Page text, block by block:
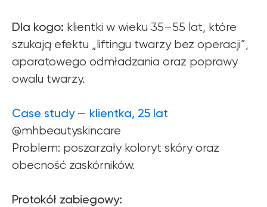
Dla kogo: klientki w wieku 35–55 lat, które
szukają efektu „liftingu twarzy bez operacji”,
aparatowego odmładzania oraz poprawy
owalu twarzy.
Case study — klientka, 25 lat
@mhbeautyskincare
Problem: poszarzały koloryt skóry oraz
obecność zaskórników.
Protokół zabiegowy: